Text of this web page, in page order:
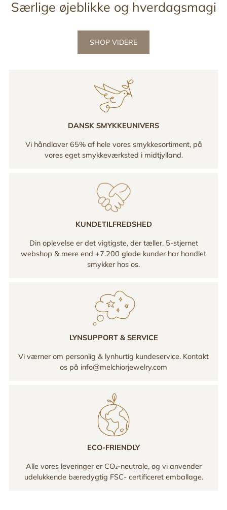
Særlige øjeblikke og hverdagsmagi
SHOP VIDERE
DANSK SMYKKEUNIVERS
Vi håndlaver 65% af hele vores smykkesortiment, på
vores eget smykkeværksted i midtjylland.
KUNDETILFREDSHED
Din oplevelse er det vigtigste, der tæller. 5-stjernet
webshop & mere end +7.200 glade kunder har handlet
smykker hos os.
LYNSUPPORT & SERVICE
Vi værner om personlig & lynhurtig kundeservice. Kontakt
os på info@melchiorjewelry.com
ECO-FRIENDLY
Alle vores leveringer er CO₂-neutrale, og vi anvender
udelukkende bæredygtig FSC- certificeret emballage.